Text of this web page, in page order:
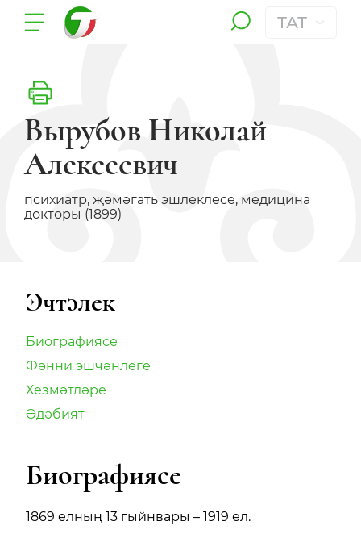
ТАТ
Вырубов Николай
Алексеевич
психиатр, җәмәгать эшлеклесе, медицина
докторы (1899)
Эчтәлек
Биографиясе
Фәнни эшчәнлеге
Хезмәтләре
Әдәбият
Биографиясе
1869 елның 13 гыйнвары – 1919 ел.